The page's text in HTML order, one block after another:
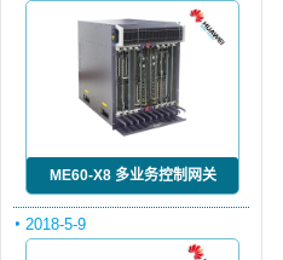
ME60-X8 多业务控制网关
2018-5-9